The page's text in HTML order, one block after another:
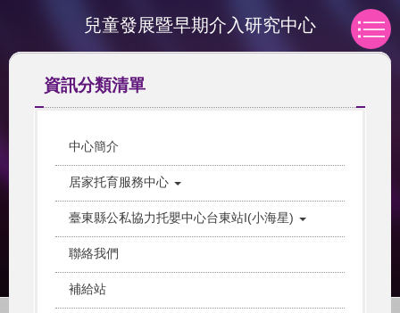
主
兒童發展暨早期介入研究中心
資訊分類清單
中心簡介
居家托育服務中心
臺東縣公私協力托嬰中心台東站I(小海星)
聯絡我們
補給站